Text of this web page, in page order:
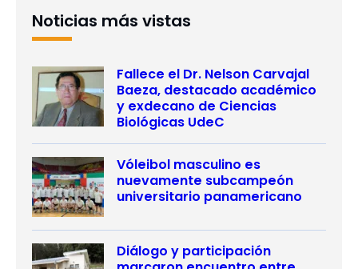
Noticias más vistas
Fallece el Dr. Nelson Carvajal
Baeza, destacado académico
y exdecano de Ciencias
Biológicas UdeC
Vóleibol masculino es
nuevamente subcampeón
universitario panamericano
Diálogo y participación